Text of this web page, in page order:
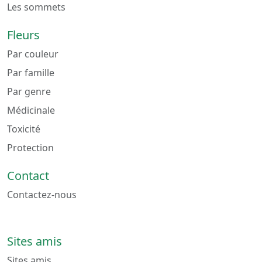
Les sommets
Fleurs
Par couleur
Par famille
Par genre
Médicinale
Toxicité
Protection
Contact
Contactez-nous
Sites amis